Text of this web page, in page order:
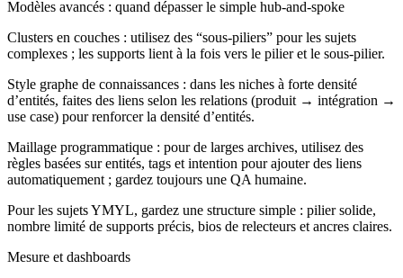
Modèles avancés : quand dépasser le simple hub-and-spoke
Clusters en couches : utilisez des “sous-piliers” pour les sujets
complexes ; les supports lient à la fois vers le pilier et le sous-pilier.
Style graphe de connaissances : dans les niches à forte densité
d’entités, faites des liens selon les relations (produit → intégration →
use case) pour renforcer la densité d’entités.
Maillage programmatique : pour de larges archives, utilisez des
règles basées sur entités, tags et intention pour ajouter des liens
automatiquement ; gardez toujours une QA humaine.
Pour les sujets YMYL, gardez une structure simple : pilier solide,
nombre limité de supports précis, bios de relecteurs et ancres claires.
Mesure et dashboards